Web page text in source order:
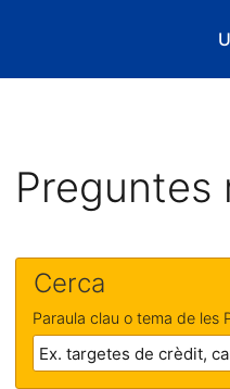
Preguntes
Cerca
Paraula clau o tema de les